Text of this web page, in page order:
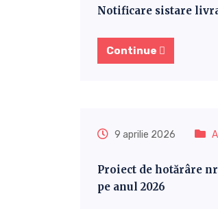
Notificare sistare
Continue
9 aprilie 2026
Proiect de hotărâre
pe anul 2026